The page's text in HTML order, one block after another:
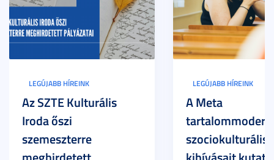
LEGÚJABB HÍREINK
Az SZTE Kulturális
Iroda őszi
szemeszterre
LEGÚJABB HÍREINK
A Meta
szociokulturális